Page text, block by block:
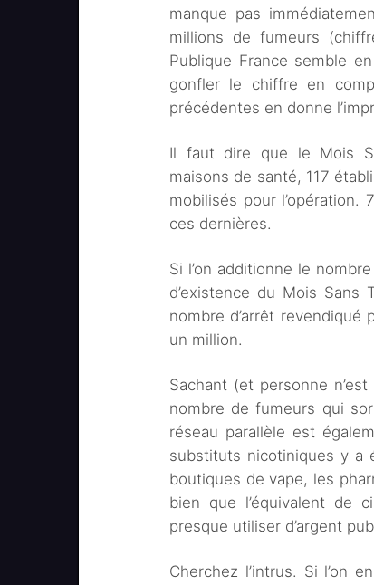
manque pas
millions de fumeurs
Publique France semble
gonfler le chiffre en
précédentes en donne
Il faut dire que le Mois
maisons de santé, 117
mobilisés pour l’opération.
ces dernières.
Si l’on additionne le
d’existence du Mois
nombre d’arrêt
un million.
Sachant (et personne
nombre de fumeurs qui
réseau parallèle est
substituts nicotiniques y a
boutiques de vape, les
bien que l’équivalent de
presque utiliser d’argent
Cherchez l’intrus. Si l’on